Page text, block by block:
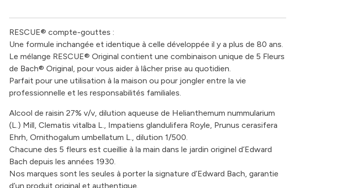
RESCUE® compte-gouttes :
Une formule inchangée et identique à celle développée il y a plus de 80 ans.
Le mélange RESCUE® Original contient une combinaison unique de 5 Fleurs
de Bach® Original, pour vous aider à lâcher prise au quotidien.
Parfait pour une utilisation à la maison ou pour jongler entre la vie
professionnelle et les responsabilités familiales.
Alcool de raisin 27% v/v, dilution aqueuse de Helianthemum nummularium
(L.) Mill, Clematis vitalba L., Impatiens glandulifera Royle, Prunus cerasifera
Ehrh, Ornithogalum umbellatum L., dilution 1/500.
Chacune des 5 fleurs est cueillie à la main dans le jardin originel d’Edward
Bach depuis les années 1930.
Nos marques sont les seules à porter la signature d’Edward Bach, garantie
d’un produit original et authentique.